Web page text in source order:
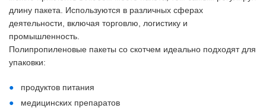
длину пакета. Используются в различных сферах
деятельности, включая торговлю, логистику и
промышленность.
Полипропиленовые пакеты со скотчем идеально подходят для
упаковки:
продуктов питания
медицинских препаратов